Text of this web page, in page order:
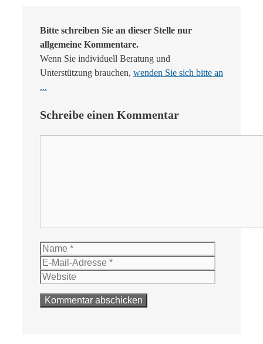
Bitte schreiben Sie an dieser Stelle nur
allgemeine Kommentare.
Wenn Sie individuell Beratung und
Unterstützung brauchen, wenden Sie sich bitte an
...
Schreibe einen Kommentar
Name